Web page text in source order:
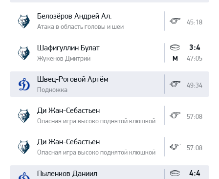
Белозёров Андрей Ал.
Атака в область головы и шеи
45:18
Шафигуллин Булат
Жукенов Дмитрий
3:4
47:05
М
Швец-Роговой Артём
Подножка
49:34
Ди Жан-Себастьен
Опасная игра высоко поднятой клюшкой
57:08
Ди Жан-Себастьен
Опасная игра высоко поднятой клюшкой
57:08
Пыленков Даниил 4:4